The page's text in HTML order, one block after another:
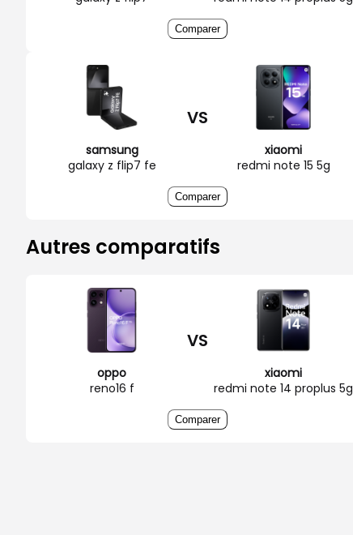
Comparer
samsung
galaxy z flip7 fe
VS
xiaomi
redmi note 15 5g
Comparer
Autres comparatifs
oppo
reno16 f
VS
xiaomi
redmi note 14 proplus 5g
Comparer